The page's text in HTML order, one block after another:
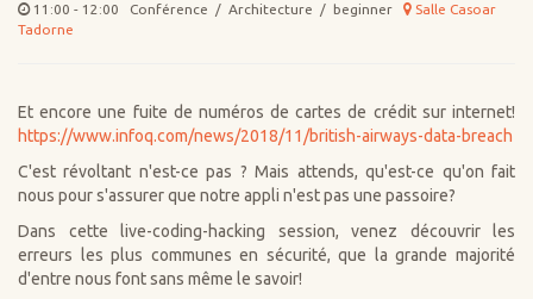
11:00 - 12:00 Conférence / Architecture / beginner
Salle Casoar
Tadorne
Et encore une fuite de numéros de cartes de crédit sur internet!
https://www.infoq.com/news/2018/11/british-airways-data-breach
C'est révoltant n'est-ce pas ? Mais attends, qu'est-ce qu'on fait
nous pour s'assurer que notre appli n'est pas une passoire?
Dans cette live-coding-hacking session, venez découvrir les
erreurs les plus communes en sécurité, que la grande majorité
d'entre nous font sans même le savoir!